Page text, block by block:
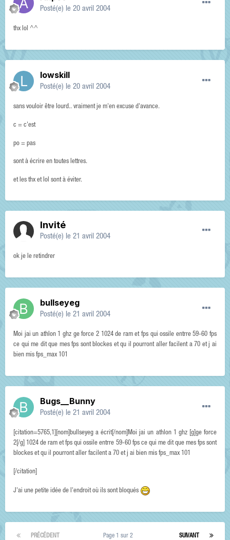
Posté(e) le 20 avril 2004
thx lol ^^
lowskill
Posté(e) le 20 avril 2004
sans vouloir être lourd.. vraiment je m'en excuse d'avance.
c = c'est
po = pas
sont à écrire en toutes lettres.
et les thx et lol sont à éviter.
Invité
Posté(e) le 21 avril 2004
ok je le retindrer
bullseyeg
Posté(e) le 21 avril 2004
Moi jai un athlon 1 ghz ge force 2 1024 de ram et fps qui ossile entrre 59-60 fps
ce qui me dit que mes fps sont blockes et qu il pourront aller facilent a 70 et j ai
bien mis fps_max 101
Bugs__Bunny
Posté(e) le 21 avril 2004
[citation=5765,1][nom]bullseyeg a écrit[/nom]Moi jai un athlon 1 ghz [g]ge force
2[/g] 1024 de ram et fps qui ossile entrre 59-60 fps ce qui me dit que mes fps sont
blockes et qu il pourront aller facilent a 70 et j ai bien mis fps_max 101
[/citation]
J'ai une petite idée de l'endroit où ils sont bloqués
PRÉCÉDENT SUIVANT
Page 1 sur 2